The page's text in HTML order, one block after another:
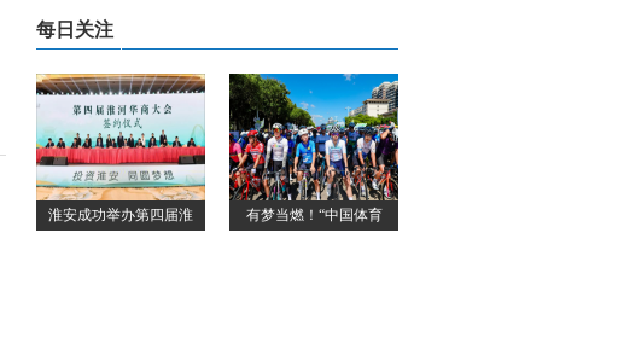
每日关注
淮安成功举办第四届淮 有梦当燃！“中国体育